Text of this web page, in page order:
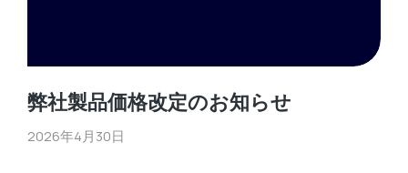
弊社製品価格改定のお知らせ
2026年4月30日